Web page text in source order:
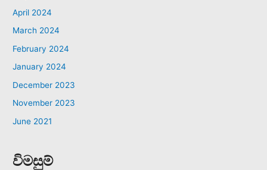
April 2024
March 2024
February 2024
January 2024
December 2023
November 2023
June 2021
විමසුම්